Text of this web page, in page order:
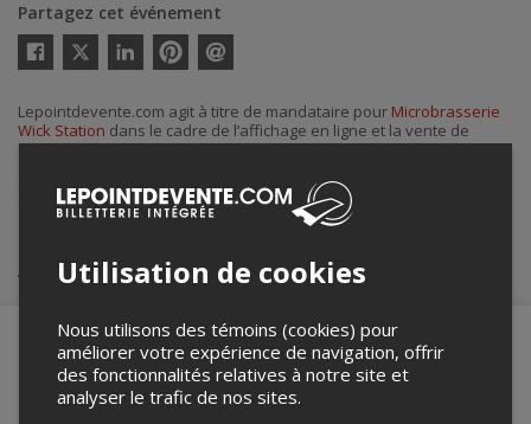
Partagez cet événement
Twitter
courriel
Lepointdevente.com agit à titre de mandataire pour Microbrasserie
Wick Station dans le cadre de l’affichage en ligne et la vente de
billets pour ses événements.
contacter l’organisateur de l’événement,Microbrasserie Wick
Station, àjacquesoliviercote@hotmail.ca.
Achat de billets
Merci de confirmer que vous n'êtes pas un
Utilisation de cookies
Nous utilisons des témoins (cookies) pour
améliorer votre expérience de navigation, offrir
des fonctionnalités relatives à notre site et
analyser le trafic de nos sites.